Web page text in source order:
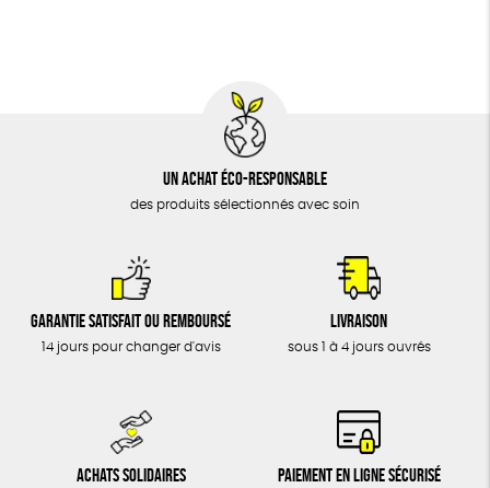
Un achat éco-responsable
des produits sélectionnés avec soin
Garantie satisfait ou remboursé
14 jours pour changer d'avis
Livraison
sous 1 à 4 jours ouvrés
Achats solidaires Paiement en ligne sécurisé